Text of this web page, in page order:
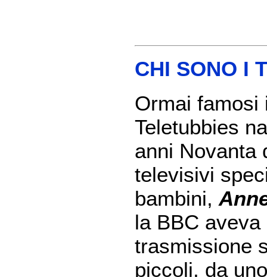
CHI SONO I
Ormai famosi
Teletubbies
anni Novanta
televisivi
bambini,
la BBC aveva
trasmissione
piccoli, da